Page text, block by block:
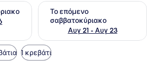
για αυτό το σαββατοκύριακο Αυγ
Το επόμενο
σαββατοκύριακο
Αυγ 21 - Αυγ 23
Έλεγχος διαθεσιμότητας
1 κρεβάτι